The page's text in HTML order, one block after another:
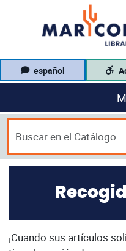
español
¡Cuando sus artículos